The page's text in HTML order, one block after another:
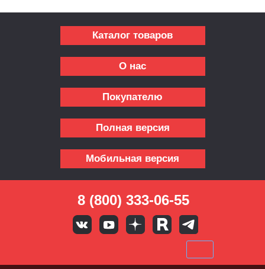
Каталог товаров
О нас
Покупателю
Полная версия
Мобильная версия
8 (800) 333-06-55